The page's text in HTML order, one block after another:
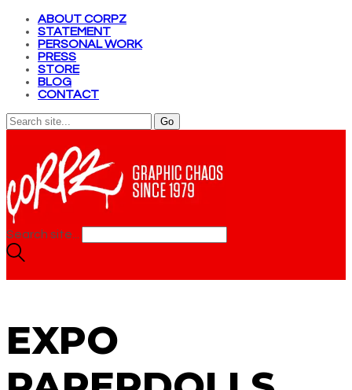
ABOUT CORPZ
STATEMENT
PERSONAL WORK
PRESS
STORE
BLOG
CONTACT
Search site...
EXPO